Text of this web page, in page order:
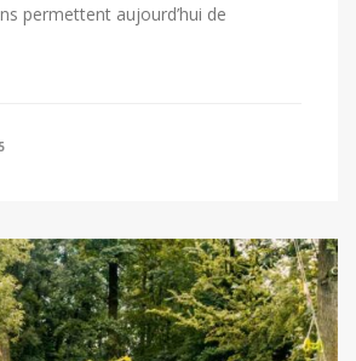
permettent aujourd’hui de